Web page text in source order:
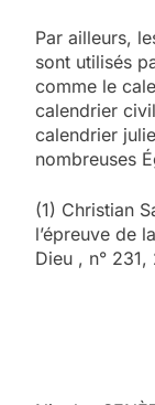
Par ailleurs,
sont utilisés
comme le
calendrier
calendrier
nombreuses
(1) Christian
l’épreuve de
Dieu , n°